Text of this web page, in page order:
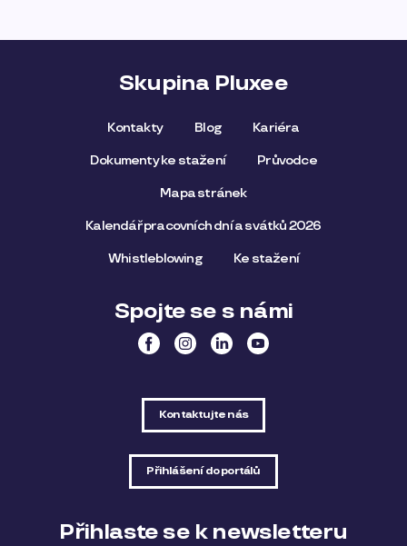
Skupina Pluxee
Kontakty Blog Kariéra
Dokumenty ke stažení Průvodce
Mapa stránek
Kalendář pracovních dní a svátků 2026
Whistleblowing Ke stažení
Spojte se s námi
Kontaktujte nás
Přihlášení do portálů
Přihlaste se k newsletteru